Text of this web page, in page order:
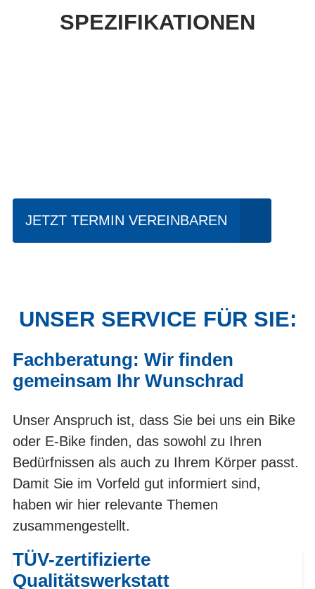
SPEZIFIKATIONEN
JETZT TERMIN VEREINBAREN
UNSER SERVICE FÜR SIE:
Fachberatung: Wir finden
gemeinsam Ihr Wunschrad
Unser Anspruch ist, dass Sie bei uns ein Bike
oder E-Bike finden, das sowohl zu Ihren
Bedürfnissen als auch zu Ihrem Körper passt.
Damit Sie im Vorfeld gut informiert sind,
haben wir hier relevante Themen
zusammengestellt.
TÜV-zertifizierte
Qualitätswerkstatt